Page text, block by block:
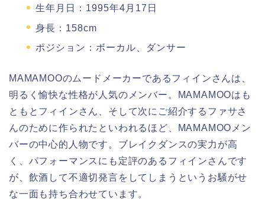
生年月日：1995年4月17日
身長：158cm
ポジション：ボーカル、ダンサー
MAMAMOOのムードメーカーであるフィインさんは、
明るく愉快な性格が人気のメンバー。MAMAMOOはも
ともとフィインさん、そして次にご紹介するファサさ
んのために作られたといわれるほど、MAMAMOOメン
バーの中心的人物です。ブレイクダンスの実力が高
く、パフォーマンスにも定評のあるフィインさんです
が、飲酒して不適切発言をしてしまうというお騒がせ
な一面も持ち合わせています。